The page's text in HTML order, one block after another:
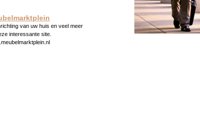
van uw huis en veel meer
interessante site.